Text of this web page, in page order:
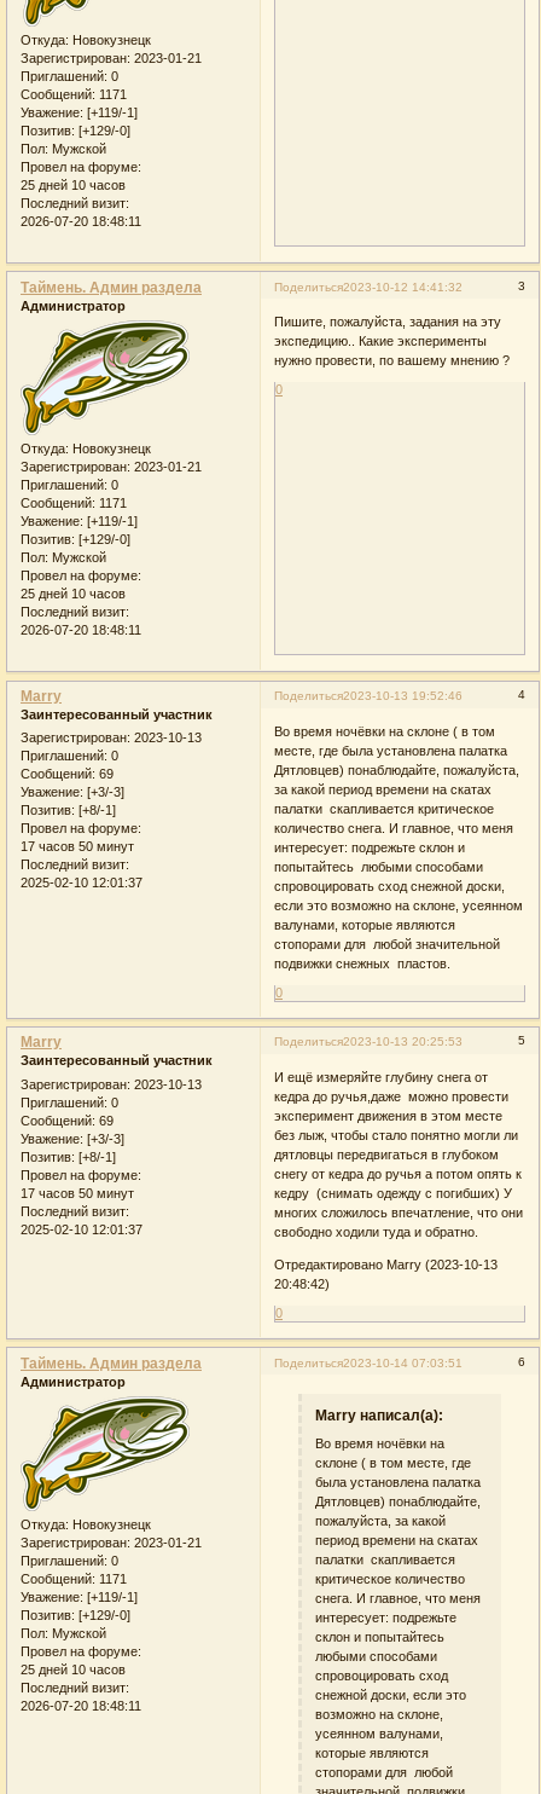
Откуда: Новокузнецк
Зарегистрирован: 2023-01-21
Приглашений: 0
Сообщений: 1171
Уважение: [+119/-1]
Позитив: [+129/-0]
Пол: Мужской
Провел на форуме:
25 дней 10 часов
Последний визит:
2026-07-20 18:48:11
Поделиться 3
2023-10-12 14:41:32
Таймень. Админ раздела
Администратор
Откуда: Новокузнецк
Зарегистрирован: 2023-01-21
Приглашений: 0
Сообщений: 1171
Уважение: [+119/-1]
Позитив: [+129/-0]
Пол: Мужской
Провел на форуме:
25 дней 10 часов
Последний визит:
2026-07-20 18:48:11
Пишите, пожалуйста, задания на эту
экспедицию.. Какие эксперименты
нужно провести, по вашему мнению ?
0
Поделиться 4
2023-10-13 19:52:46
Marry
Заинтересованный участник
Зарегистрирован: 2023-10-13
Приглашений: 0
Сообщений: 69
Уважение: [+3/-3]
Позитив: [+8/-1]
Провел на форуме:
17 часов 50 минут
Последний визит:
2025-02-10 12:01:37
Во время ночёвки на склоне ( в том
месте, где была установлена палатка
Дятловцев) понаблюдайте, пожалуйста,
за какой период времени на скатах
палатки скапливается критическое
количество снега. И главное, что меня
интересует: подрежьте склон и
попытайтесь любыми способами
спровоцировать сход снежной доски,
если это возможно на склоне, усеянном
валунами, которые являются
стопорами для любой значительной
подвижки снежных пластов.
0
Поделиться 5
2023-10-13 20:25:53
Marry
Заинтересованный участник
Зарегистрирован: 2023-10-13
Приглашений: 0
Сообщений: 69
Уважение: [+3/-3]
Позитив: [+8/-1]
Провел на форуме:
17 часов 50 минут
Последний визит:
2025-02-10 12:01:37
И ещё измеряйте глубину снега от
кедра до ручья,даже можно провести
эксперимент движения в этом месте
без лыж, чтобы стало понятно могли ли
дятловцы передвигаться в глубоком
снегу от кедра до ручья а потом опять к
кедру (снимать одежду с погибших) У
многих сложилось впечатление, что они
свободно ходили туда и обратно.
Отредактировано Marry (2023-10-13
20:48:42)
0
Поделиться 6
2023-10-14 07:03:51
Таймень. Админ раздела
Администратор
Откуда: Новокузнецк
Зарегистрирован: 2023-01-21
Приглашений: 0
Сообщений: 1171
Уважение: [+119/-1]
Позитив: [+129/-0]
Пол: Мужской
Провел на форуме:
25 дней 10 часов
Последний визит:
2026-07-20 18:48:11
Marry написал(а):
Во время ночёвки на
склоне ( в том месте, где
была установлена палатка
Дятловцев) понаблюдайте,
пожалуйста, за какой
период времени на скатах
палатки скапливается
критическое количество
снега. И главное, что меня
интересует: подрежьте
склон и попытайтесь
любыми способами
спровоцировать сход
снежной доски, если это
возможно на склоне,
усеянном валунами,
которые являются
стопорами для любой